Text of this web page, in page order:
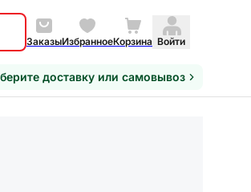
ЗаказыИзбранноеКорзина Войти
доставку или самовывоз